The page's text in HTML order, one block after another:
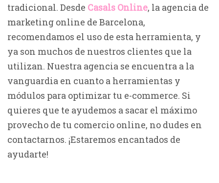
tradicional. Desde Casals Online, la agencia de
marketing online de Barcelona,
recomendamos el uso de esta herramienta, y
ya son muchos de nuestros clientes que la
utilizan. Nuestra agencia se encuentra a la
vanguardia en cuanto a herramientas y
módulos para optimizar tu e-commerce. Si
quieres que te ayudemos a sacar el máximo
provecho de tu comercio online, no dudes en
contactarnos. ¡Estaremos encantados de
ayudarte!